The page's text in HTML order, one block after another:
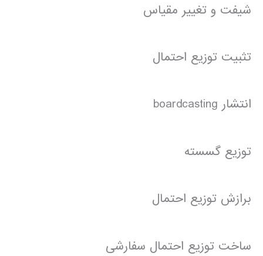
شیفت و تغییر مقیاس
تثبیت توزیع احتمال
انتشار boardcasting
توزیع گسسته
برازش توزیع احتمال
ساخت توزیع احتمال سفارشی